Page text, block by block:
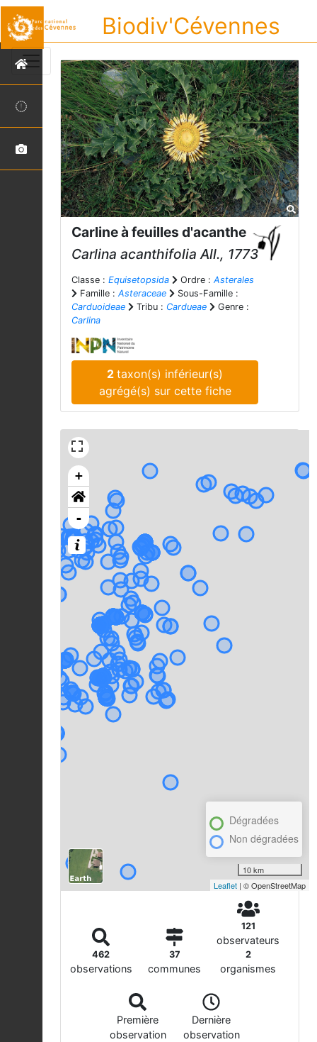
Biodiv'Cévennes
Carline à feuilles d'acanthe
Carlina acanthifolia All., 1773
Classe : Equisetopsida Ordre : Asterales
Famille : Asteraceae
Sous-Famille :
Carduoideae
Tribu : Cardueae
Genre :
Carlina
2taxon(s) inférieur(s)
agrégé(s) sur cette fiche
+
-
Dégradées
Non dégradées
10 km
Leaflet | © OpenStreetMap
462
observations
37
communes
121
observateurs
2
organismes
Première
observation
Dernière
observation